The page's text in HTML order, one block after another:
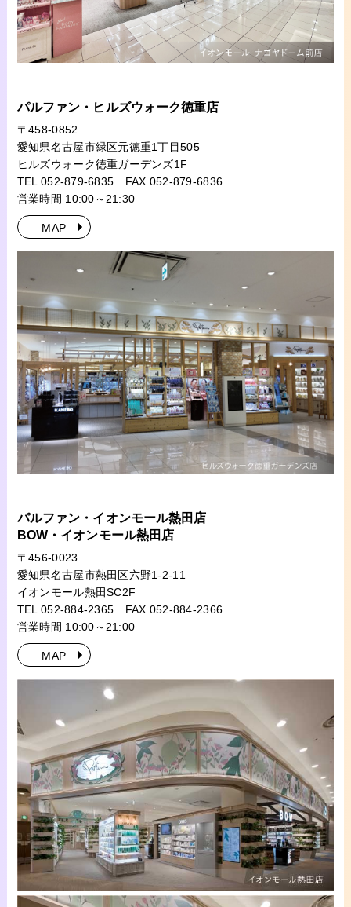
パルファン・ヒルズウォーク徳重店
〒458-0852
愛知県名古屋市緑区元徳重1丁目505
ヒルズウォーク徳重ガーデンズ1F
TEL 052-879-6835 FAX 052-879-6836
営業時間 10:00～21:30
MAP
パルファン・イオンモール熱田店
BOW・イオンモール熱田店
〒456-0023
愛知県名古屋市熱田区六野1-2-11
イオンモール熱田SC2F
TEL 052-884-2365 FAX 052-884-2366
営業時間 10:00～21:00
MAP